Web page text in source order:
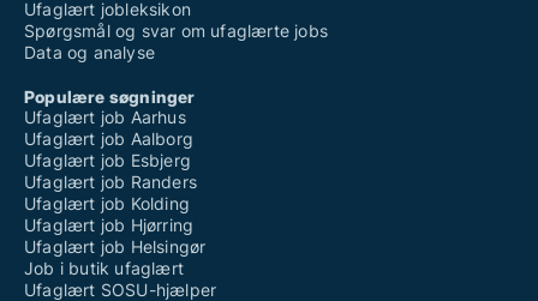
Ufaglært jobleksikon
Spørgsmål og svar om ufaglærte jobs
Data og analyse
Populære søgninger
Ufaglært job Aarhus
Ufaglært job Aalborg
Ufaglært job Esbjerg
Ufaglært job Randers
Ufaglært job Kolding
Ufaglært job Hjørring
Ufaglært job Helsingør
Job i butik ufaglært
Ufaglært SOSU-hjælper